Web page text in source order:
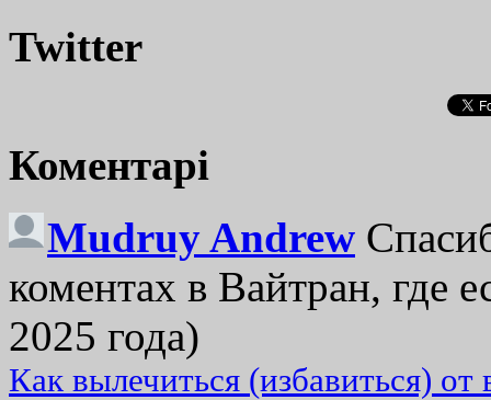
Twitter
Коментарі
Mudruy Andrew
коментах в Вайтран, где
2025 года)
Как вылечиться (избавиться)